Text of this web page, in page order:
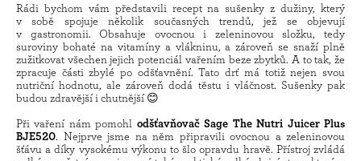
Rádi bychom vám představili recept na sušenky z dužiny, který
v sobě spojuje několik současných trendů, jež se objevují
v gastronomii. Obsahuje ovocnou i zeleninovou složku, tedy
suroviny bohaté na vitamíny a vlákninu, a zároveň se snaží plně
zužitkovat všechen jejich potenciál vařením beze zbytků. A to tak, že
zpracuje části zbylé po odšťavnění. Tato drť má totiž nejen svou
nutriční hodnotu, ale zároveň dodá těstu i vláčnost. Sušenky pak
budou zdravější i chutnější 😊
Při vaření nám pomohl odšťavňovač Sage The Nutri Juicer Plus
BJE520. Nejprve jsme na něm připravili ovocnou a zeleninovou
šťávu a díky vysokému výkonu to šlo opravdu hravě. Přístroj zvládá